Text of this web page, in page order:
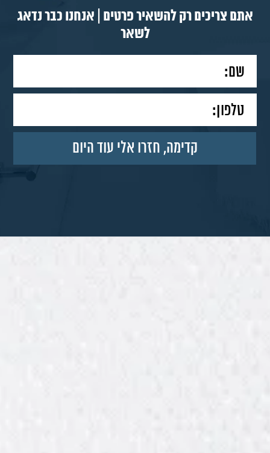
אתם צריכים רק להשאיר פרטים | אנחנו כבר נדאג
לשאר